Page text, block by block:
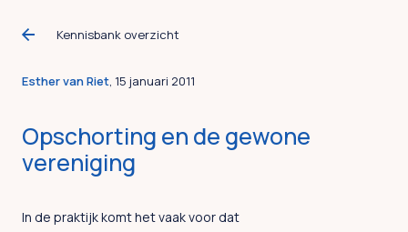
Kennisbank overzicht
Esther van Riet, 15 januari 2011
Opschorting en de gewone
vereniging
In de praktijk komt het vaak voor dat